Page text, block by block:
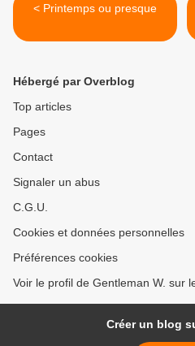
< Printemps ou presque
Hébergé par Overblog
Top articles
Pages
Contact
Signaler un abus
C.G.U.
Cookies et données personnelles
Préférences cookies
Voir le profil de Gentleman W. sur
Créer un blog